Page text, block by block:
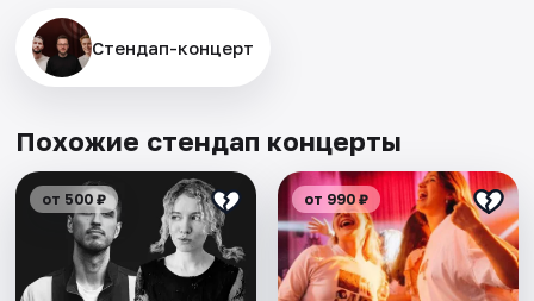
Стендап-концерт
Похожие стендап концерты
от 500 ₽ от 990 ₽